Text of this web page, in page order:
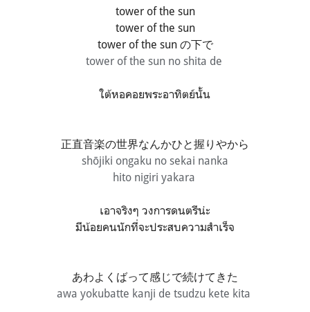
tower of the sun
tower of the sun
tower of the sun の下で
tower of the sun no shita de
ใต้หอคอยพระอาทิตย์นั้น
正直音楽の世界なんかひと握りやから
shōjiki ongaku no sekai nanka
hito nigiri yakara
เอาจริงๆ วงการดนตรีน่ะ
มีน้อยคนนักที่จะประสบความสำเร็จ
あわよくばって感じで続けてきた
awa yokubatte kanji de tsudzu kete kita